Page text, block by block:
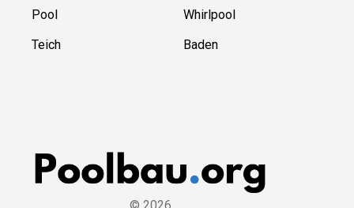
Pool
Teich
Whirlpool
Baden